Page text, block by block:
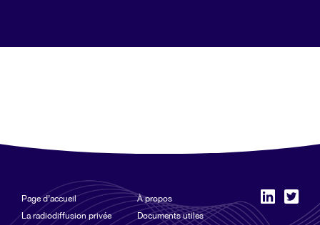
Page d’accueil
La radiodiffusion privée
À propos
Documents utiles